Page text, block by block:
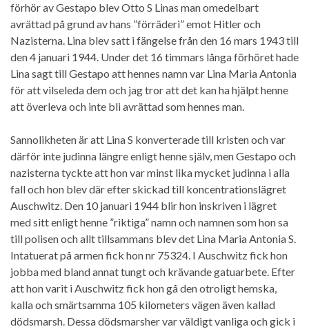
förhör av Gestapo blev Otto S Linas man omedelbart
avrättad på grund av hans ”förräderi” emot Hitler och
Nazisterna. Lina blev satt i fängelse från den 16 mars 1943 till
den 4 januari 1944. Under det 16 timmars långa förhöret hade
Lina sagt till Gestapo att hennes namn var Lina Maria Antonia
för att vilseleda dem och jag tror att det kan ha hjälpt henne
att överleva och inte bli avrättad som hennes man.
Sannolikheten är att Lina S konverterade till kristen och var
därför inte judinna längre enligt henne själv, men Gestapo och
nazisterna tyckte att hon var minst lika mycket judinna i alla
fall och hon blev där efter skickad till koncentrationslägret
Auschwitz. Den 10 januari 1944 blir hon inskriven i lägret
med sitt enligt henne ”riktiga” namn och namnen som hon sa
till polisen och allt tillsammans blev det Lina Maria Antonia S.
Intatuerat på armen fick hon nr 75324. I Auschwitz fick hon
jobba med bland annat tungt och krävande gatuarbete. Efter
att hon varit i Auschwitz fick hon gå den otroligt hemska,
kalla och smärtsamma 105 kilometers vägen även kallad
dödsmarsh. Dessa dödsmarsher var väldigt vanliga och gick i